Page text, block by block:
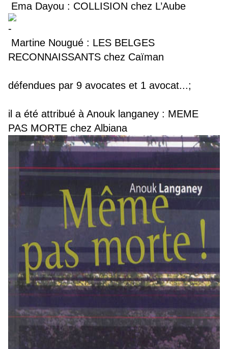
Ema Dayou : COLLISION chez L’Aube
Martine Nougué : LES BELGES
RECONNAISSANTS chez Caïman
défendues par 9 avocates et 1 avocat...;
il a été attribué à Anouk langaney : MEME
PAS MORTE chez Albiana